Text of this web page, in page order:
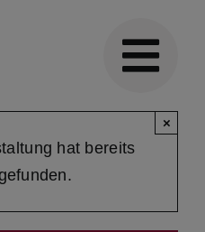
hat bereits
×